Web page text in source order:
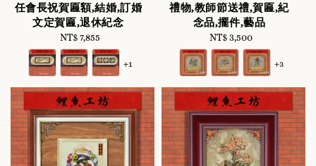
任會長祝賀匾額,結婚,訂婚
文定賀匾,退休紀念
Regular
price
NT$ 7,855
+1
禮物,教師節送禮,賀匾,紀
念品,擺件,藝品
Regular
price
NT$ 3,500
+3